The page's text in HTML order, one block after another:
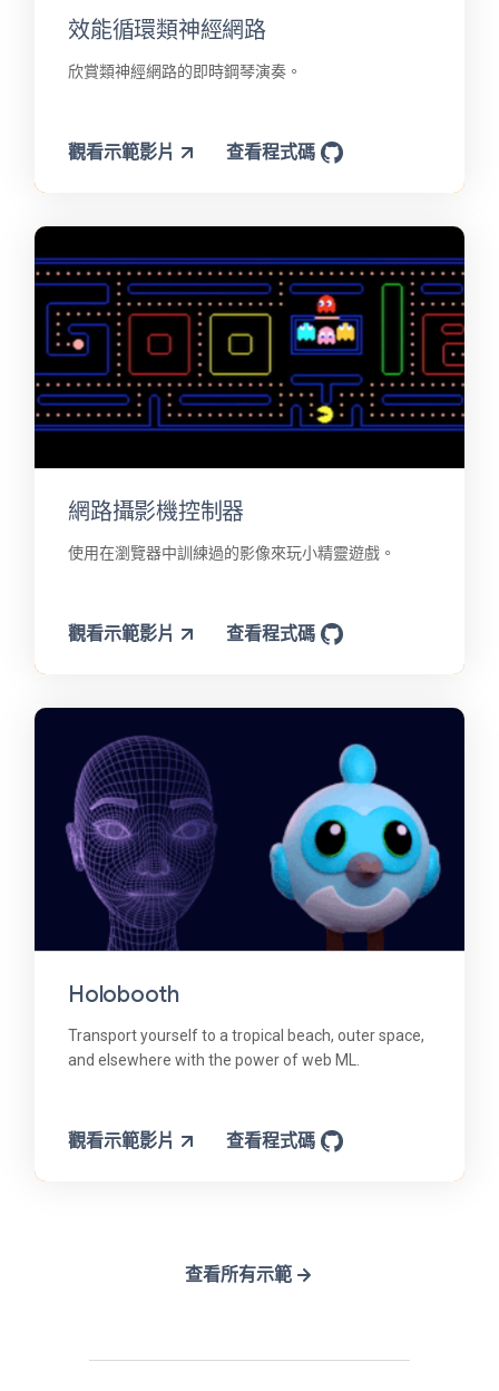
效能循環類神經網路
欣賞類神經網路的即時鋼琴演奏。
觀看示範影片 查看程式碼
網路攝影機控制器
使用在瀏覽器中訓練過的影像來玩小精靈遊戲。
觀看示範影片 查看程式碼
Holobooth
Transport yourself to a tropical beach, outer space,
and elsewhere with the power of web ML.
觀看示範影片 查看程式碼
查看所有示範